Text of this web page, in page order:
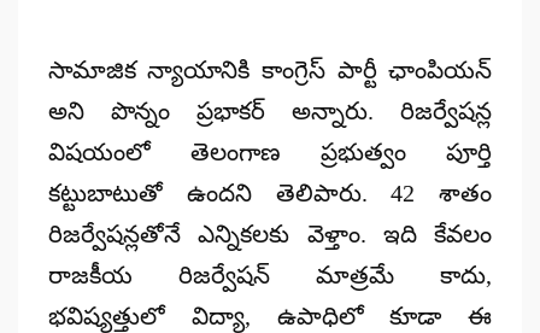
సామాజిక న్యాయానికి కాంగ్రెస్ పార్టీ ఛాంపియన్
అని పొన్నం ప్రభాకర్ అన్నారు. రిజర్వేషన్ల
విషయంలో తెలంగాణ ప్రభుత్వం పూర్తి
కట్టుబాటుతో ఉందని తెలిపారు. 42 శాతం
రిజర్వేషన్లతోనే ఎన్నికలకు వెళ్తాం. ఇది కేవలం
రాజకీయ రిజర్వేషన్ మాత్రమే కాదు,
భవిష్యత్తులో విద్యా, ఉపాధిలో కూడా ఈ